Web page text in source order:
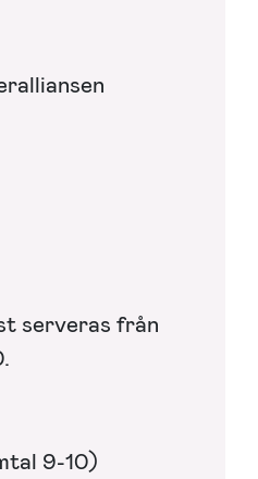
serveras från
9-10)